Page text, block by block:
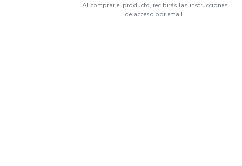
Al comprar el producto, recibirás las instrucciones
de acceso por email.